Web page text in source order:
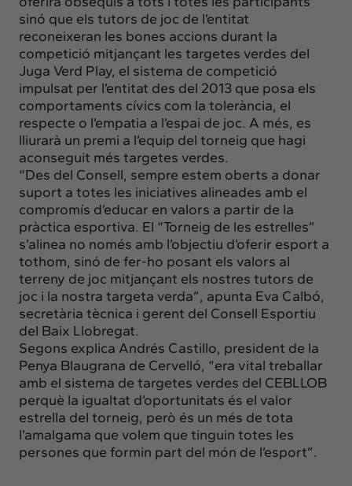
sinó que els tutors de joc de l’entitat
reconeixeran les bones accions durant la
competició mitjançant les targetes verdes del
Juga Verd Play, el sistema de competició
impulsat per l’entitat des del 2013 que posa els
comportaments cívics com la tolerància, el
respecte o l’empatia a l’espai de joc. A més, es
lliurarà un premi a l’equip del torneig que hagi
aconseguit més targetes verdes.
“Des del Consell, sempre estem oberts a donar
suport a totes les iniciatives alineades amb el
compromís d’educar en valors a partir de la
pràctica esportiva. El “Torneig de les estrelles”
s’alinea no només amb l’objectiu d’oferir esport a
tothom, sinó de fer-ho posant els valors al
terreny de joc mitjançant els nostres tutors de
joc i la nostra targeta verda”, apunta Eva Calbó,
secretària tècnica i gerent del Consell Esportiu
del Baix Llobregat.
Segons explica Andrés Castillo, president de la
Penya Blaugrana de Cervelló, “era vital treballar
amb el sistema de targetes verdes del CEBLLOB
perquè la igualtat d’oportunitats és el valor
estrella del torneig, però és un més de tota
l’amalgama que volem que tinguin totes les
persones que formin part del món de l’esport”.